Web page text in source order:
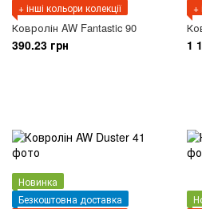
+ інші кольори колекції
Ковролін AW Fantastic 90
390.23 грн
+
1
Новинка
Безкоштовна доставка